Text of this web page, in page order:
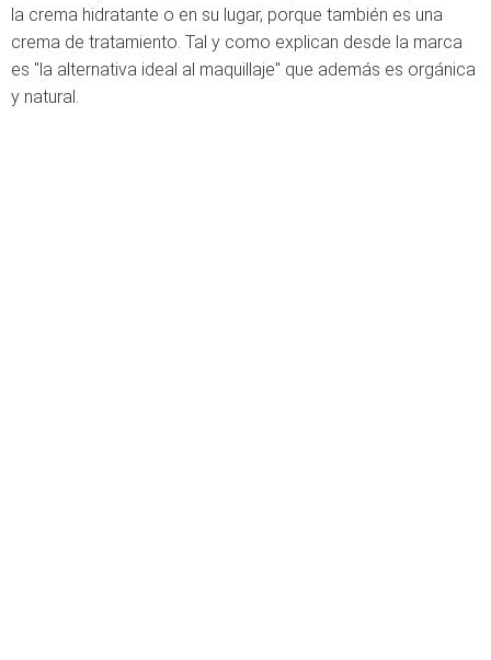
la crema hidratante o en su lugar, porque también es una
crema de tratamiento. Tal y como explican desde la marca
es "la alternativa ideal al maquillaje" que además es orgánica
y natural.